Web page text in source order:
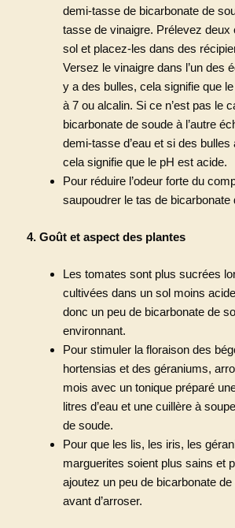
demi-tasse de bicarbonate de
tasse de vinaigre. Prélevez deux
sol et placez-les dans des
Versez le vinaigre dans l’un des
y a des bulles, cela signifie que
à 7 ou alcalin. Si ce n’est pas le
bicarbonate de soude à l’autre
demi-tasse d’eau et si des bulles
cela signifie que le pH est acide.
Pour réduire l’odeur forte du
saupoudrer le tas de bicarbonate
4. Goût et aspect des plantes
Les tomates sont plus sucrées
cultivées dans un sol moins
donc un peu de bicarbonate de
environnant.
Pour stimuler la floraison des
hortensias et des géraniums,
mois avec un tonique préparé
litres d’eau et une cuillère à
de soude.
Pour que les lis, les iris, les
marguerites soient plus sains et
ajoutez un peu de bicarbonate de
avant d’arroser.